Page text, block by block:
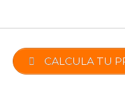
CALCULA TU